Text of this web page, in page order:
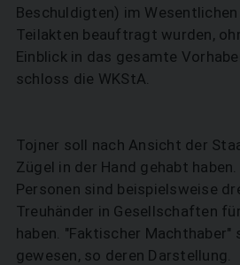
Beschuldigten) im
Teilakten beauftragt wurden,
Einblick in das gesamte
schloss die WKStA.
Tojner soll nach Ansicht der
Zügel in der Hand gehabt
Personen sind beispielsweise
Treuhänder in Gesellschaften
haben. "Faktischer Machthaber"
gewesen, so deren Darstellung.